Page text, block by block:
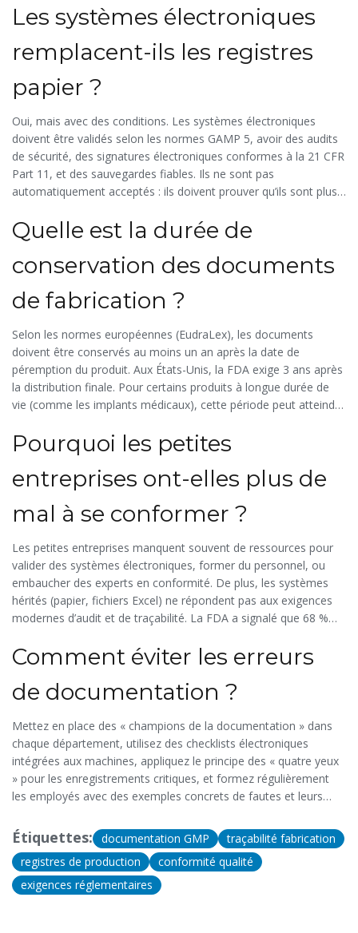
Les systèmes électroniques
remplacent-ils les registres
papier ?
Oui, mais avec des conditions. Les systèmes électroniques
doivent être validés selon les normes GAMP 5, avoir des audits
de sécurité, des signatures électroniques conformes à la 21 CFR
Part 11, et des sauvegardes fiables. Ils ne sont pas
automatiquement acceptés : ils doivent prouver qu’ils sont plus
Quelle est la durée de
conservation des documents
de fabrication ?
Selon les normes européennes (EudraLex), les documents
doivent être conservés au moins un an après la date de
péremption du produit. Aux États-Unis, la FDA exige 3 ans après
la distribution finale. Pour certains produits à longue durée de
vie (comme les implants médicaux), cette période peut atteindre
Pourquoi les petites
entreprises ont-elles plus de
mal à se conformer ?
Les petites entreprises manquent souvent de ressources pour
valider des systèmes électroniques, former du personnel, ou
embaucher des experts en conformité. De plus, les systèmes
hérités (papier, fichiers Excel) ne répondent pas aux exigences
modernes d’audit et de traçabilité. La FDA a signalé que 68 %
concernent des PME.
Comment éviter les erreurs
de documentation ?
Mettez en place des « champions de la documentation » dans
chaque département, utilisez des checklists électroniques
intégrées aux machines, appliquez le principe des « quatre yeux
» pour les enregistrements critiques, et formez régulièrement
les employés avec des exemples concrets de fautes et leurs
selon une étude de l’ISPE.
Étiquettes: documentation GMP
traçabilité fabrication
registres de production
conformité qualité
exigences réglementaires